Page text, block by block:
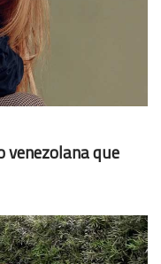
venezolana que